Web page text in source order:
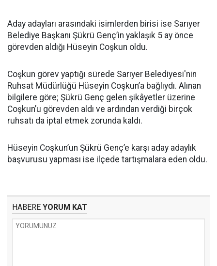
Aday adayları arasındaki isimlerden birisi ise Sarıyer
Belediye Başkanı Şükrü Genç’in yaklaşık 5 ay önce
görevden aldığı Hüseyin Coşkun oldu.
Coşkun görev yaptığı sürede Sarıyer Belediyesi'nin
Ruhsat Müdürlüğü Hüseyin Coşkun’a bağlıydı. Alınan
bilgilere göre; Şükrü Genç gelen şikâyetler üzerine
Coşkun’u görevden aldı ve ardından verdiği birçok
ruhsatı da iptal etmek zorunda kaldı.
Hüseyin Coşkun’un Şükrü Genç’e karşı aday adaylık
başvurusu yapması ise ilçede tartışmalara eden oldu.
HABERE YORUM KAT